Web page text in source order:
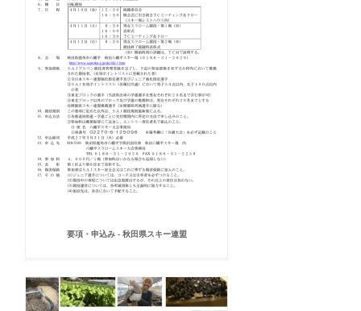
要項・申込み - 秋田県スキー連盟